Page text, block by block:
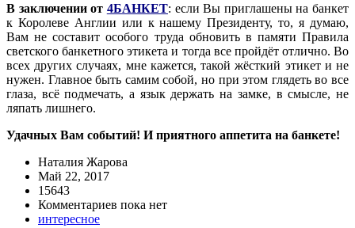
В заключении от 4БАНКЕТ: если Вы приглашены на банкет
к Королеве Англии или к нашему Президенту, то, я думаю,
Вам не составит особого труда обновить в памяти Правила
светского банкетного этикета и тогда все пройдёт отлично. Во
всех других случаях, мне кажется, такой жёсткий этикет и не
нужен. Главное быть самим собой, но при этом глядеть во все
глаза, всё подмечать, а язык держать на замке, в смысле, не
ляпать лишнего.
Удачных Вам событий! И приятного аппетита на банкете!
Наталия Жарова
Май 22, 2017
15643
Комментариев пока нет
интересное